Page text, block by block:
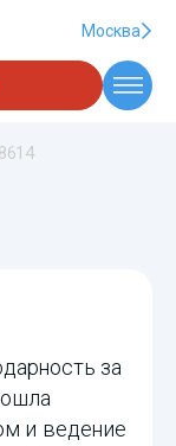
Москва
за
и ведение